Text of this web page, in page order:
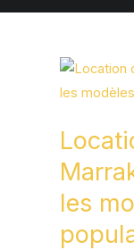
les
Location
de
Marrakech
:
sont
les